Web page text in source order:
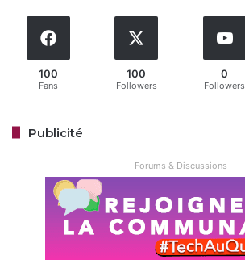
100
Fans
100
Followers
0
Followers
Publicité
Forums & Discussions